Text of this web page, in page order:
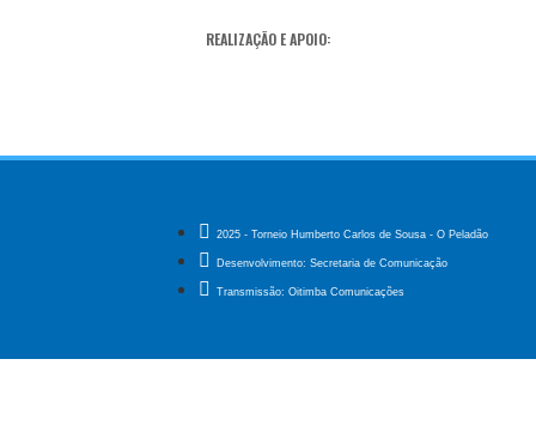
REALIZAÇÃO E APOIO:
2025 - Torneio Humberto Carlos de Sousa - O Peladão
Desenvolvimento: Secretaria de Comunicação
Transmissão: Oitimba Comunicações